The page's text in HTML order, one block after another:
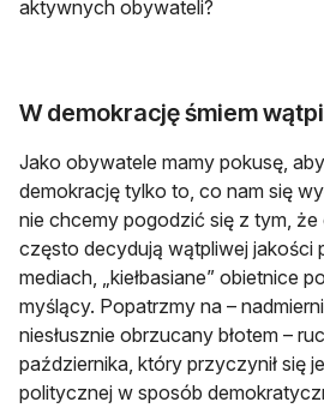
aktywnych obywateli?
W demokrację śmiem
Jako obywatele mamy pokusę,
demokrację tylko to, co nam się
nie chcemy pogodzić się z tym,
często decydują wątpliwej jakości
mediach, „kiełbasiane” obietnice
myślący. Popatrzmy na –
niesłusznie obrzucany błotem –
października, który przyczynił się
politycznej w sposób